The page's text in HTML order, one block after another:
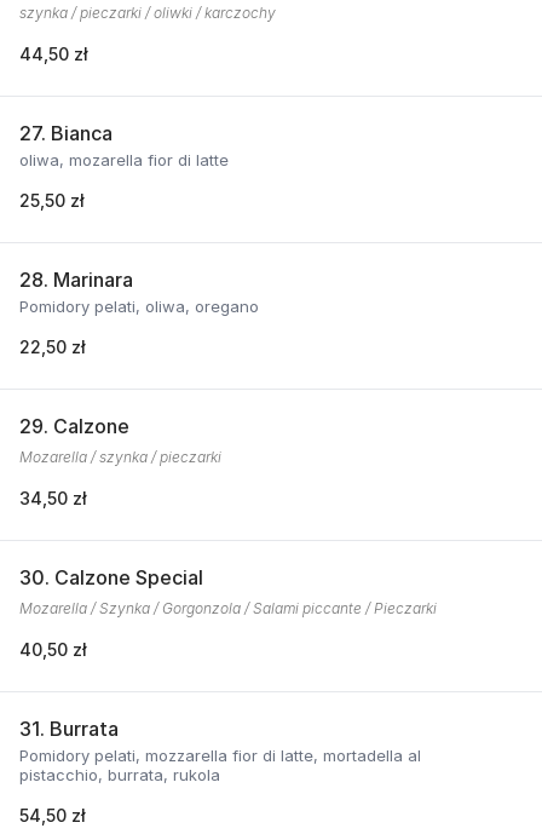
szynka / pieczarki / oliwki / karczochy
44,50 zł
27. Bianca
oliwa, mozarella fior di latte
25,50 zł
28. Marinara
Pomidory pelati, oliwa, oregano
22,50 zł
29. Calzone
Mozarella / szynka / pieczarki
34,50 zł
30. Calzone Special
Mozarella / Szynka / Gorgonzola / Salami piccante / Pieczarki
40,50 zł
31. Burrata
Pomidory pelati, mozzarella fior di latte, mortadella al
pistacchio, burrata, rukola
54,50 zł